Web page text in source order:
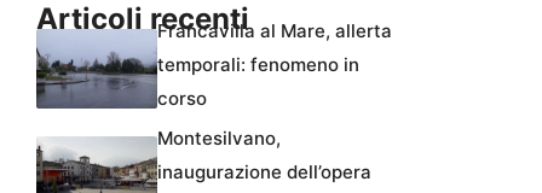
Articoli recentiFrancavilla al Mare, allerta
temporali: fenomeno in
corso
Montesilvano,
inaugurazione dell’opera